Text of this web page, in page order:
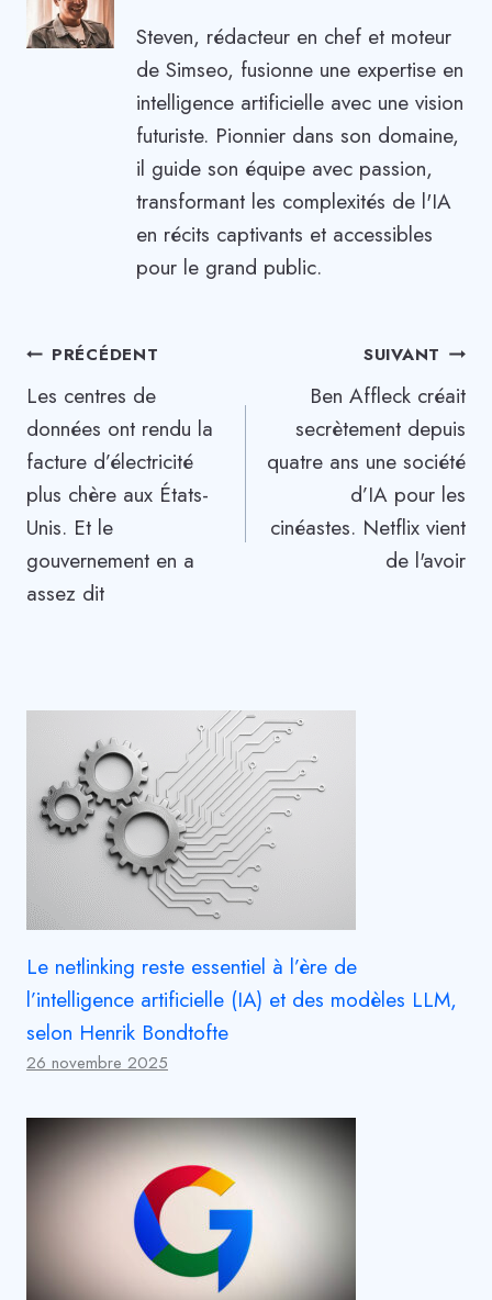
Steven, rédacteur en chef et moteur
de Simseo, fusionne une expertise en
intelligence artificielle avec une vision
futuriste. Pionnier dans son domaine,
il guide son équipe avec passion,
transformant les complexités de l'IA
en récits captivants et accessibles
pour le grand public.
Navigation
de
l’article
PRÉCÉDENT
Les centres de
données ont rendu la
facture d’électricité
plus chère aux États-
Unis. Et le
gouvernement en a
assez dit
SUIVANT
Ben Affleck créait
secrètement depuis
quatre ans une société
d’IA pour les
cinéastes. Netflix vient
de l'avoir
Le netlinking reste essentiel à l’ère de
l’intelligence artificielle (IA) et des modèles LLM,
selon Henrik Bondtofte
26 novembre 2025